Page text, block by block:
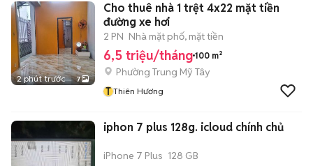
2 phút trước 7
Cho thuê nhà 1 trệt 4x22 mặt tiền
đường xe hơi
2 PN Nhà mặt phố, mặt tiền
6,5 triệu/tháng 100 m²
Phường Trung Mỹ Tây
T Thiên Hương
iphon 7 plus 128g. icloud chính chủ
iPhone 7 Plus 128 GB